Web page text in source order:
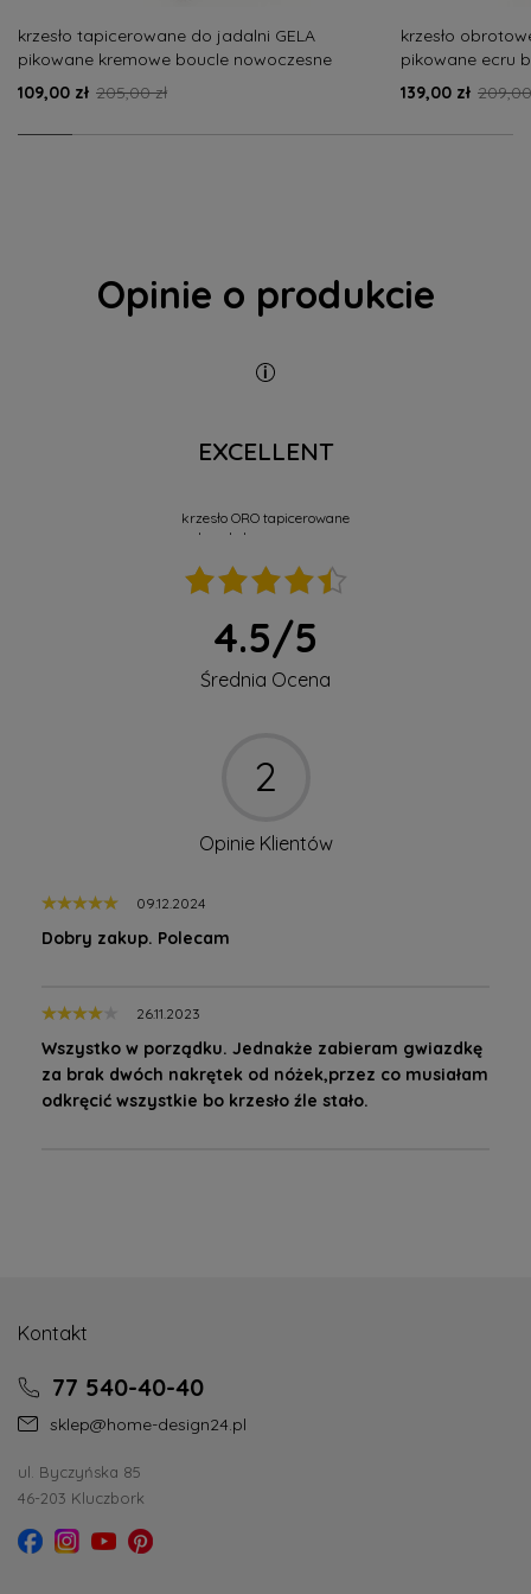
krzesło tapicerowane do jadalni GELA
pikowane kremowe boucle nowoczesne
109,00 zł 205,00 zł
krzesło
pikowane ecru
139,00 zł 209,00
Jednolite oparcie
proszkowo w kolorze czarnym
Nietuzinkowy wygląd
Opinie o produkcie
EXCELLENT
krzesło ORO tapicerowane
boucle kremowe ecru
4.5/5
Średnia Ocena
2
Opinie Klientów
09.12.2024
Dobry zakup. Polecam
26.11.2023
Wszystko w porządku. Jednakże zabieram gwiazdkę
za brak dwóch nakrętek od nóżek,przez co musiałam
odkręcić wszystkie bo krzesło źle stało.
Kontakt
77 540-40-40
sklep@home-design24.pl
ul. Byczyńska 85
46-203 Kluczbork